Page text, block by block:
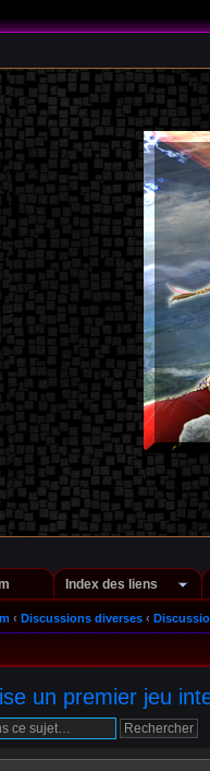
Index des liens
‹ Discussions diverses ‹
un premier jeu